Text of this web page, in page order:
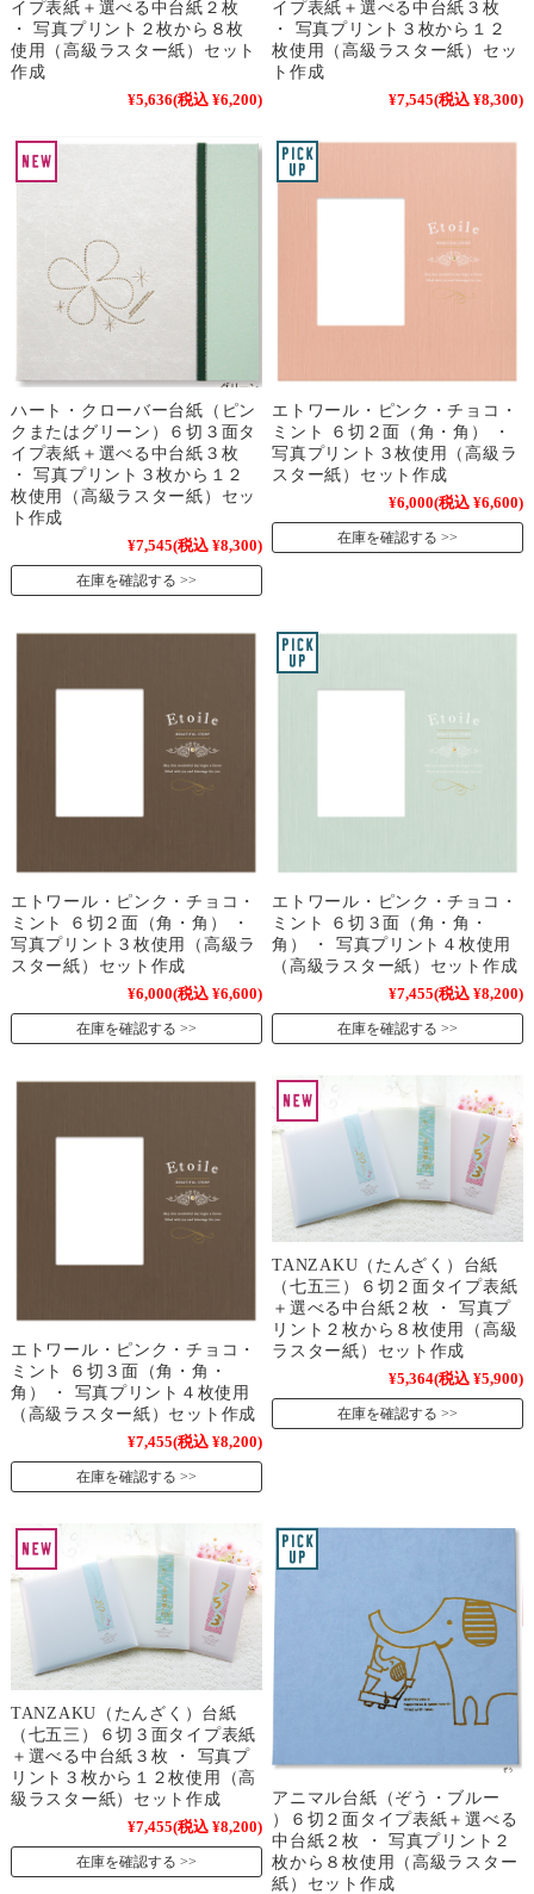
イプ表紙＋選べる中台紙２枚
・ 写真プリント２枚から８枚
使用（高級ラスター紙）セット
作成
¥5,636(税込 ¥6,200)
イプ表紙＋選べる中台紙３枚
・ 写真プリント３枚から１２
枚使用（高級ラスター紙）セッ
ト作成
¥7,545(税込 ¥8,300)
ハート・クローバー台紙（ピン
クまたはグリーン）６切３面タ
イプ表紙＋選べる中台紙３枚
・ 写真プリント３枚から１２
枚使用（高級ラスター紙）セッ
ト作成
¥7,545(税込 ¥8,300)
在庫を確認する
エトワール・ピンク・チョコ・
ミント ６切２面（角・角） ・
写真プリント３枚使用（高級ラ
スター紙）セット作成
¥6,000(税込 ¥6,600)
在庫を確認する
エトワール・ピンク・チョコ・
ミント ６切２面（角・角） ・
写真プリント３枚使用（高級ラ
スター紙）セット作成
¥6,000(税込 ¥6,600)
在庫を確認する
エトワール・ピンク・チョコ・
ミント ６切３面（角・角・
角） ・ 写真プリント４枚使用
（高級ラスター紙）セット作成
¥7,455(税込 ¥8,200)
在庫を確認する
エトワール・ピンク・チョコ・
ミント ６切３面（角・角・
角） ・ 写真プリント４枚使用
（高級ラスター紙）セット作成
¥7,455(税込 ¥8,200)
在庫を確認する
TANZAKU（たんざく）台紙
（七五三）６切２面タイプ表紙
＋選べる中台紙２枚 ・ 写真プ
リント２枚から８枚使用（高級
ラスター紙）セット作成
¥5,364(税込 ¥5,900)
在庫を確認する
TANZAKU（たんざく）台紙
（七五三）６切３面タイプ表紙
＋選べる中台紙３枚 ・ 写真プ
リント３枚から１２枚使用（高
級ラスター紙）セット作成
¥7,455(税込 ¥8,200)
在庫を確認する
アニマル台紙（ぞう・ブルー
）６切２面タイプ表紙＋選べる
中台紙２枚 ・ 写真プリント２
枚から８枚使用（高級ラスター
紙）セット作成